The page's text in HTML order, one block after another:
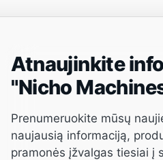
Programinė įranga
Atnaujinkite
"Nicho
Prenumeruokite mūsų
naujausią informaciją,
pramonės įžvalgas tiesiai į